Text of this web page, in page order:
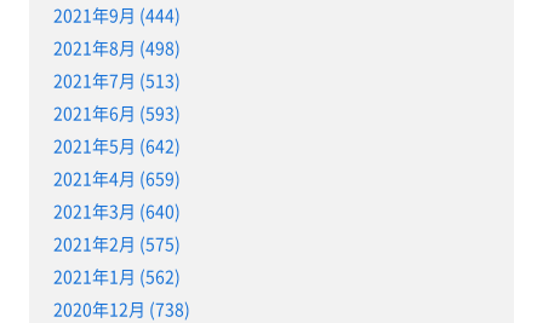
2021年9月 (444)
2021年8月 (498)
2021年7月 (513)
2021年6月 (593)
2021年5月 (642)
2021年4月 (659)
2021年3月 (640)
2021年2月 (575)
2021年1月 (562)
2020年12月 (738)